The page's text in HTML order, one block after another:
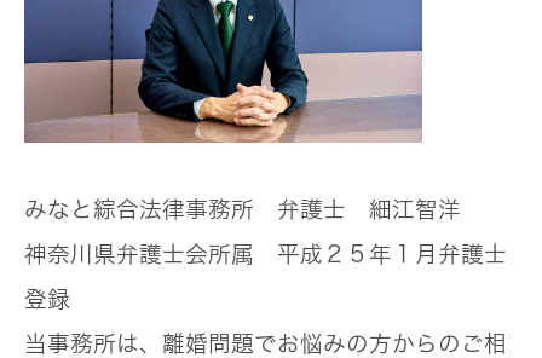
みなと綜合法律事務所 弁護士 細江智洋
神奈川県弁護士会所属 平成２５年１月弁護士
登録
当事務所は、離婚問題でお悩みの方からのご相